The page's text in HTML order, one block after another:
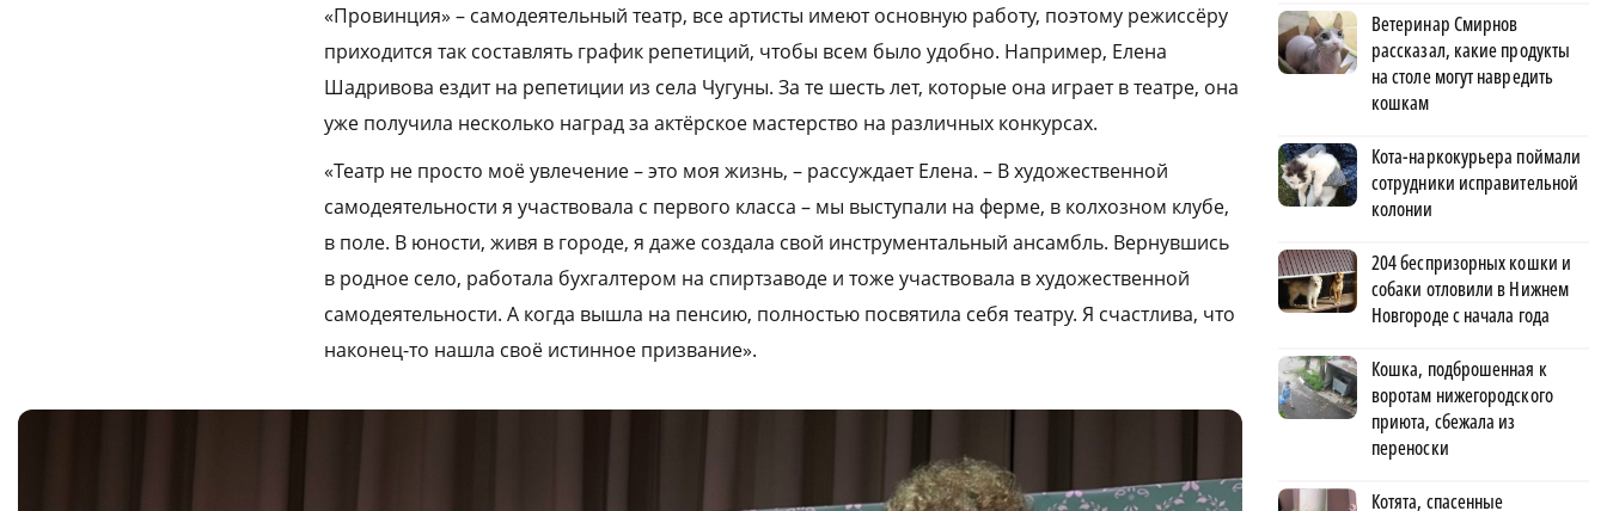
«Провинция» – самодеятельный театр, все артисты имеют основную работу, поэтому режиссёру
приходится так составлять график репетиций, чтобы всем было удобно. Например, Елена
Шадривова ездит на репетиции из села Чугуны. За те шесть лет, которые она играет в театре, она
уже получила несколько наград за актёрское мастерство на различных конкурсах.
«Театр не просто моё увлечение – это моя жизнь, – рассуждает Елена. – В художественной
самодеятельности я участвовала с первого класса – мы выступали на ферме, в колхозном клубе,
в поле. В юности, живя в городе, я даже создала свой инструментальный ансамбль. Вернувшись
в родное село, работала бухгалтером на спиртзаводе и тоже участвовала в художественной
самодеятельности. А когда вышла на пенсию, полностью посвятила себя театру. Я счастлива, что
наконец-то нашла своё истинное призвание».
Ветеринар Смирнов
рассказал, какие продукты
на столе могут навредить
кошкам
Кота-наркокурьера поймали
сотрудники исправительной
колонии
204 беспризорных кошки и
собаки отловили в Нижнем
Новгороде с начала года
Кошка, подброшенная к
воротам нижегородского
приюта, сбежала из
переноски
Котята, спасенные